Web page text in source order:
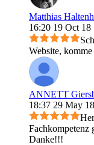
Matthias
16:20 19 Oct 18
Website,
ANNETT
18:37 29 May 18
Fachkompetenz
Danke!!!